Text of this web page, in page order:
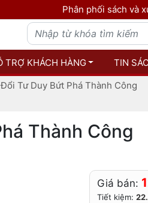
Phân phối sách và xuất bản
TRỢ KHÁCH HÀNG TIN
Tư Duy Bứt Phá Thành Công
Thành Công
Giá bán:
Tiết kiệm: